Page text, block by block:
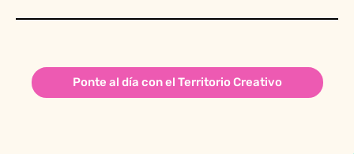
Ponte al día con el Territorio Creativo